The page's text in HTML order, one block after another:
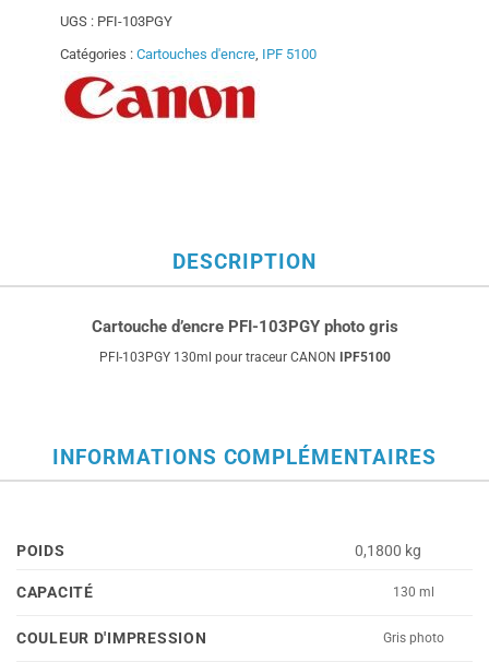
UGS : PFI-103PGY
Catégories : Cartouches d'encre, IPF 5100
DESCRIPTION
Cartouche d’encre PFI-103PGY photo gris
PFI-103PGY 130ml pour traceur CANON IPF5100
INFORMATIONS COMPLÉMENTAIRES
POIDS 0,1800 kg
CAPACITÉ 130 ml
COULEUR D'IMPRESSION Gris photo